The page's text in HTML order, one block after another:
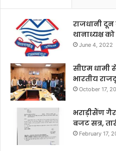
राजधानी
थानाध्यक्ष
June 4, 2022
सीएम धामी
भारतीय
October 17,
भराड़ीसैंण
बजट सत्र,
February 17,